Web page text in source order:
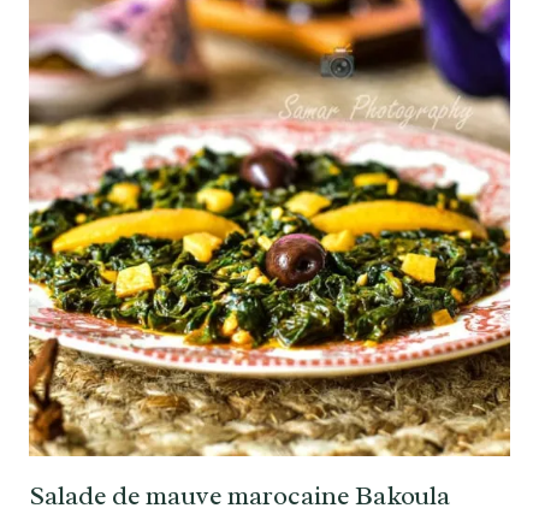
Salade de mauve marocaine Bakoula